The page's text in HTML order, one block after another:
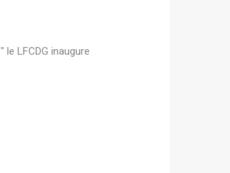
LFCDG inaugure